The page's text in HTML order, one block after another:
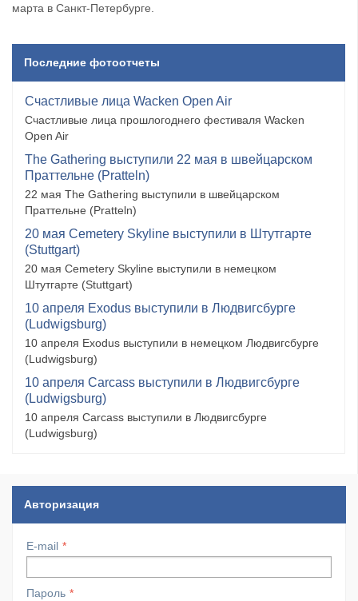
марта в Санкт-Петербурге.
Последние фотоотчеты
Счастливые лица Wacken Open Air
Счастливые лица прошлогоднего фестиваля Wacken
Open Air
The Gathering выступили 22 мая в швейцарском
Праттельне (Pratteln)
22 мая The Gathering выступили в швейцарском
Праттельне (Pratteln)
20 мая Cemetery Skyline выступили в Штутгарте
(Stuttgart)
20 мая Cemetery Skyline выступили в немецком
Штутгарте (Stuttgart)
10 апреля Exodus выступили в Людвигсбурге
(Ludwigsburg)
10 апреля Exodus выступили в немецком Людвигсбурге
(Ludwigsburg)
10 апреля Carcass выступили в Людвигсбурге
(Ludwigsburg)
10 апреля Carcass выступили в Людвигсбурге
(Ludwigsburg)
Авторизация
E-mail
Пароль